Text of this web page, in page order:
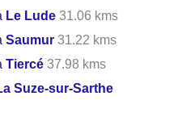
Le Lude 31.06 kms
Saumur 31.22 kms
Tiercé 37.98 kms
Suze-sur-Sarthe